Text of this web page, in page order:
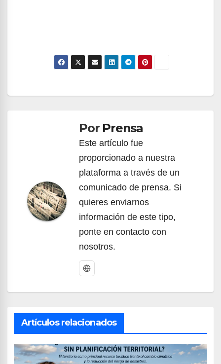
entradasPor Prensa
Este artículo fue
proporcionado a nuestra
plataforma a través de un
comunicado de prensa. Si
quieres enviarnos
información de este tipo,
ponte en contacto con
nosotros.
Artículos relacionados